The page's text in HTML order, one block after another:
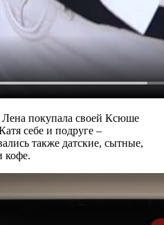
Лена покупала своей Ксюше
себе и подруге –
также датские, сытные,
кофе.